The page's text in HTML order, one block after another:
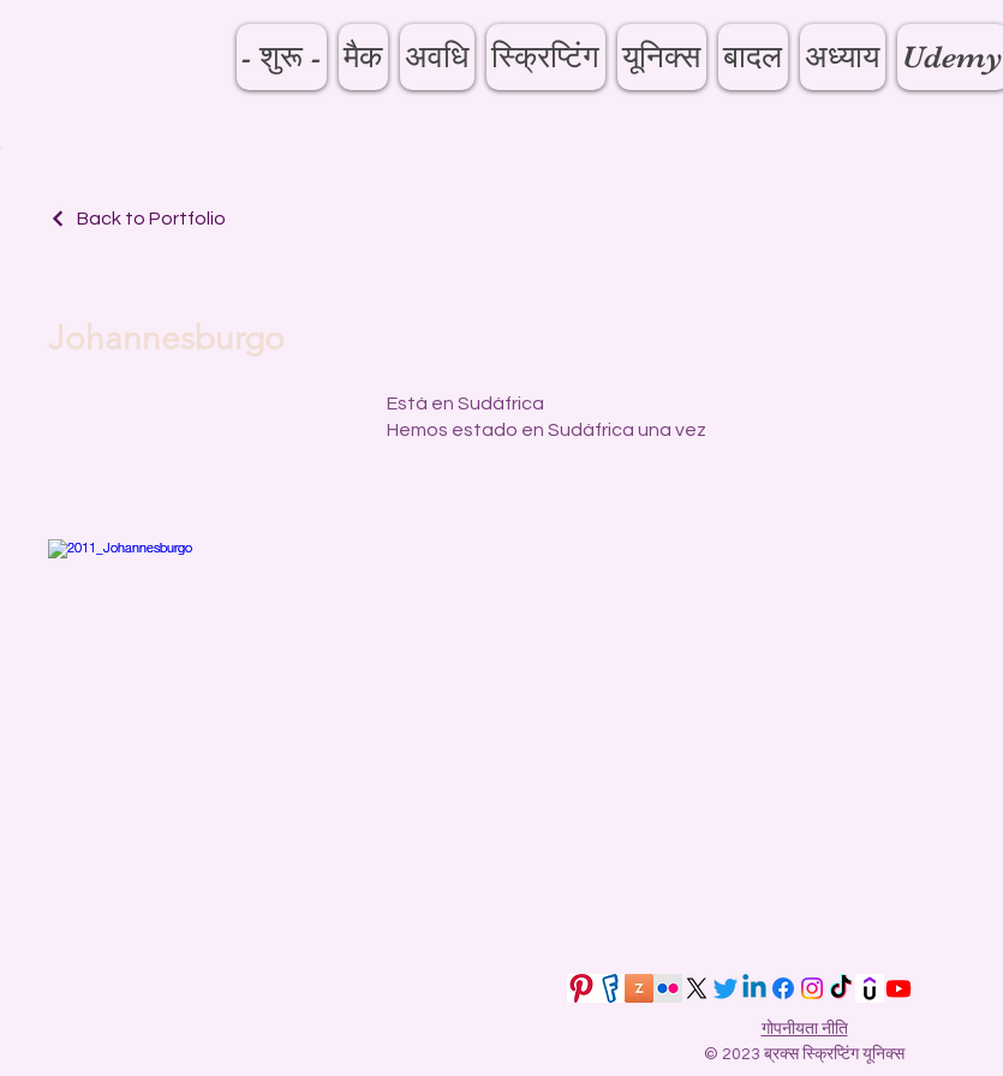
- शुरू - मैक अवधि स्क्रिप्टिंग यूनिक्स बादल अध्याय Udemy
Back to Portfolio
Johannesburgo
Está en Sudáfrica
Hemos estado en Sudáfrica una vez
गोपनीयता नीति
© 2023 ब्रक्स स्क्रिप्टिंग यूनिक्स